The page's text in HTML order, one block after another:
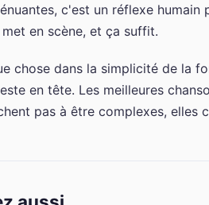
c'est un réflexe
en scène, et ça suffit.
chose dans la simplicité de la
en tête. Les meilleures
pas à être complexes, elles